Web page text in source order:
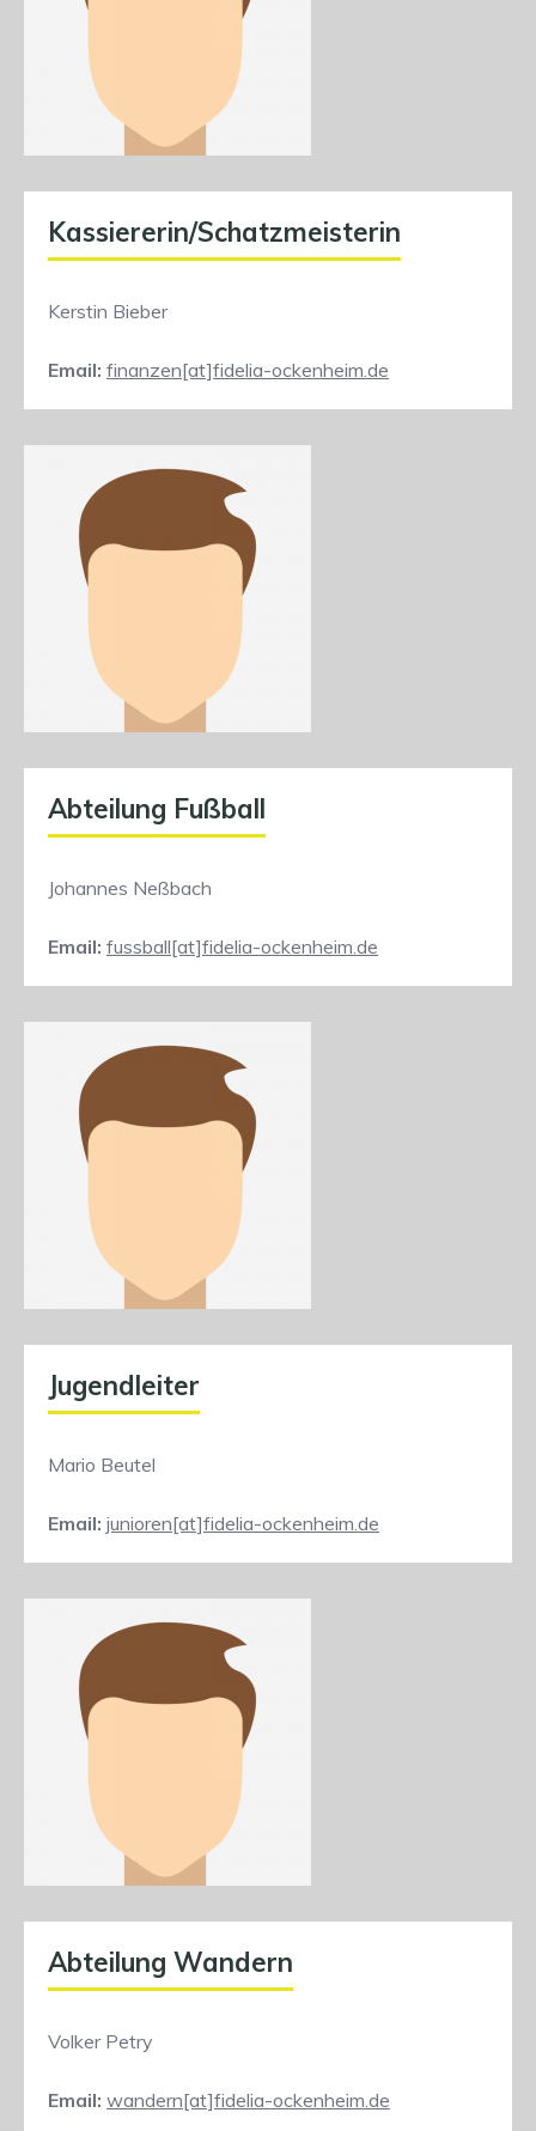
Kassiererin/Schatzmeisterin
Kerstin Bieber
Email: finanzen[at]fidelia-ockenheim.de
Abteilung Fußball
Johannes Neßbach
Email: fussball[at]fidelia-ockenheim.de
Jugendleiter
Mario Beutel
Email: junioren[at]fidelia-ockenheim.de
Abteilung Wandern
Volker Petry
Email: wandern[at]fidelia-ockenheim.de